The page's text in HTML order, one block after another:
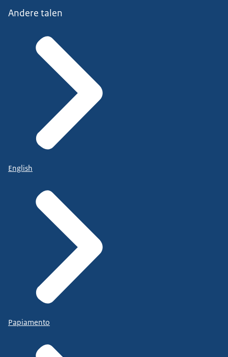
Andere talen
English
Papiamento